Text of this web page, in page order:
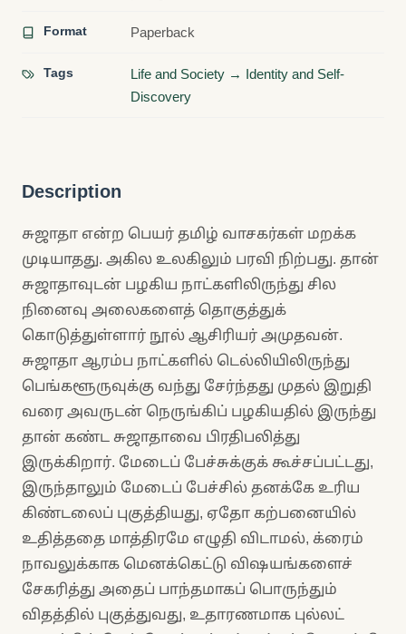
Format Paperback
Tags
Life and Society → Identity and Self-
Discovery
Description
சுஜாதா என்ற பெயர் தமிழ் வாசகர்கள் மறக்க
முடியாதது. அகில உலகிலும் பரவி நிற்பது. தான்
சுஜாதாவுடன் பழகிய நாட்களிலிருந்து சில
நினைவு அலைகளைத் தொகுத்துக்
கொடுத்துள்ளார் நூல் ஆசிரியர் அமுதவன்.
சுஜாதா ஆரம்ப நாட்களில் டெல்லியிலிருந்து
பெங்களூருவுக்கு வந்து சேர்ந்தது முதல் இறுதி
வரை அவருடன் நெருங்கிப் பழகியதில் இருந்து
தான் கண்ட சுஜாதாவை பிரதிபலித்து
இருக்கிறார். மேடைப் பேச்சுக்குக் கூச்சப்பட்டது,
இருந்தாலும் மேடைப் பேச்சில் தனக்கே உரிய
கிண்டலைப் புகுத்தியது, ஏதோ கற்பனையில்
உதித்ததை மாத்திரமே எழுதி விடாமல், க்ரைம்
நாவலுக்காக மெனக்கெட்டு விஷயங்களைச்
சேகரித்து அதைப் பாந்தமாகப் பொருந்தும்
விதத்தில் புகுத்துவது, உதாரணமாக புல்லட்